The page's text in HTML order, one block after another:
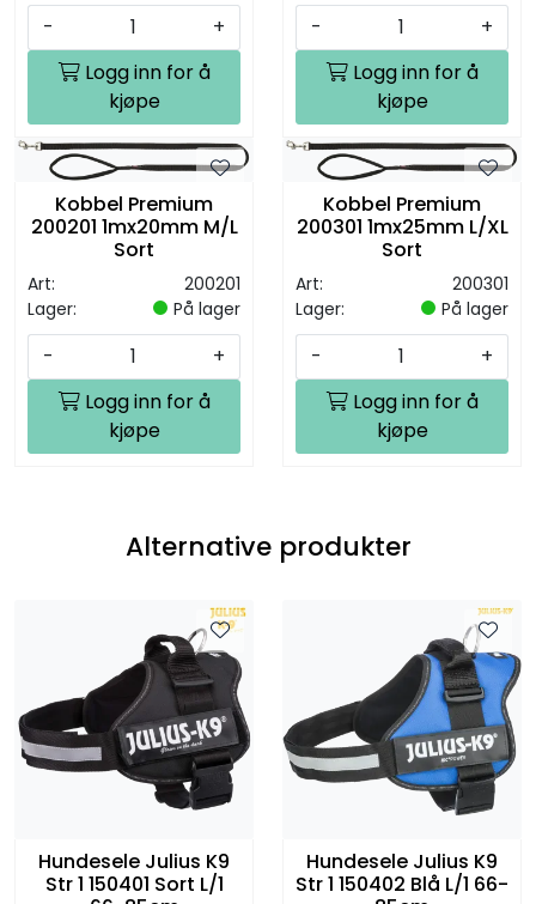
-
+
Logg inn for å
kjøpe
-
+
Logg inn for å
kjøpe
Kobbel Premium
200201 1mx20mm M/L
Sort
Art:
200201
Lager:
På lager
-
+
Logg inn for å
kjøpe
Kobbel Premium
200301 1mx25mm L/XL
Sort
Art:
200301
Lager:
På lager
-
+
Logg inn for å
kjøpe
Alternative produkter
Hundesele Julius K9
Str 1 150401 Sort L/1
Hundesele Julius K9
Str 1 150402 Blå L/1 66-